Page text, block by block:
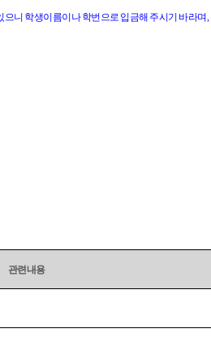
니 학생이름이나 학번으로 입금해 주시기 바라며
관련내용